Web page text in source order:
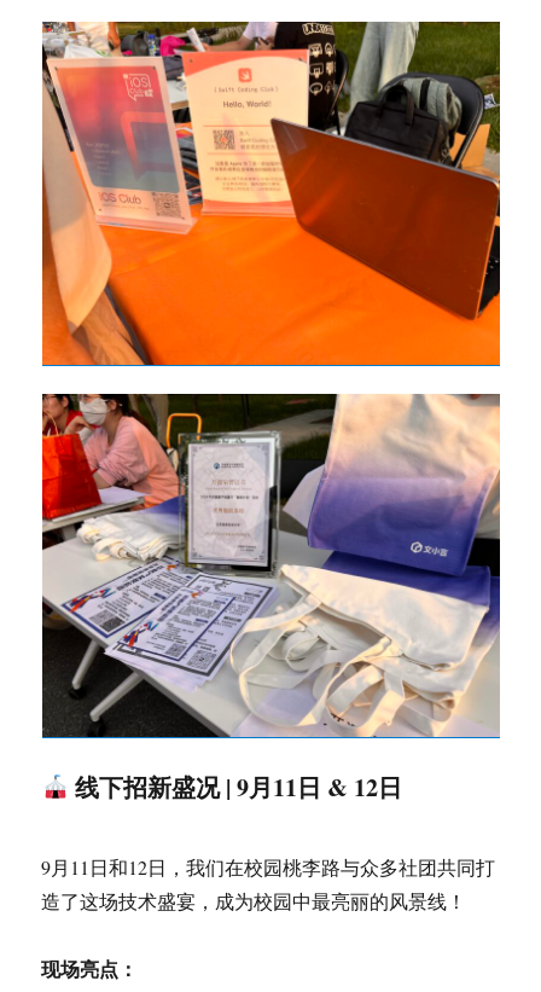
线下招新盛况 | 9月11日 & 12日
9月11日和12日，我们在校园桃李路与众多社团共同打
造了这场技术盛宴，成为校园中最亮丽的风景线！
现场亮点：